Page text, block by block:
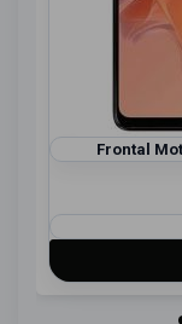
Frontal